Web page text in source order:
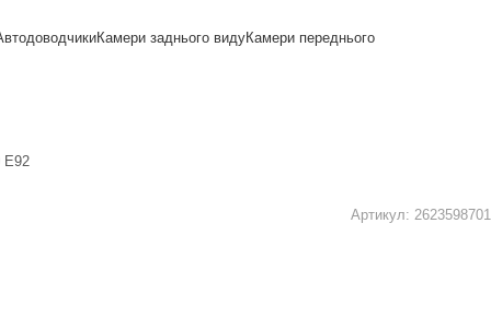
Камери заднього видуКамери переднього
E92
Артикул: 2623598701